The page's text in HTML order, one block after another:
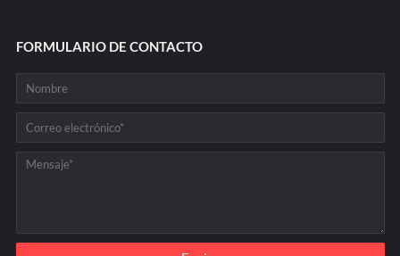
FORMULARIO DE CONTACTO